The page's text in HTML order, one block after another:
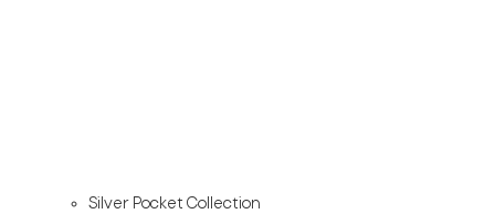
Silver Pocket Collection